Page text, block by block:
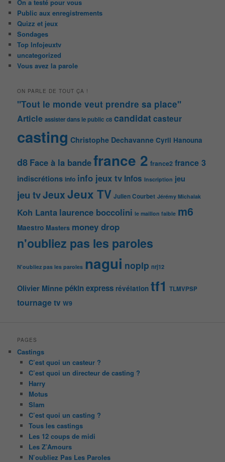
On a testé pour vous
Public aux enregistrements
Quizz et jeux
Sondages
Top Infojeuxtv
uncategorized
Vous avez la parole
ON PARLE DE TOUT ÇA !
"Tout le monde veut prendre sa place"
Article assister dans le public c8 candidatcasteur
casting Christophe Dechavanne Cyril Hanouna
d8 Face à la bandefrance 2 france2 france 3
indiscrétions info info jeux tv Infos Inscription jeu
jeu tvJeuxJeux TV Julien Courbet Jérémy Michalak
Koh Lanta laurence boccolini le maillon faible m6
Maestro Masters money drop
n'oubliez pas les paroles
N'oubliez pas les paroles nagui noplp nrj12
Olivier Minne pékin express révélation tf1 TLMVPSP
tournagetv W9
PAGES
Castings
C’est quoi un casteur ?
C’est quoi un directeur de casting ?
Harry
Motus
Slam
C’est quoi un casting ?
Tous les castings
Les 12 coups de midi
Les Z’Amours
N’oubliez Pas Les Paroles